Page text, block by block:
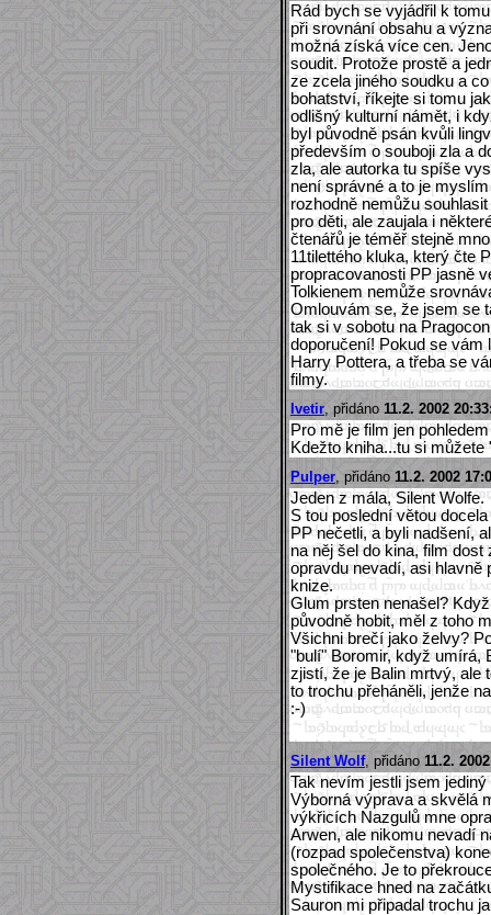
Rád bych se vyjádřil k
při srovnání obsahu a
možná získá více cen.
soudit. Protože prostě a
ze zcela jiného soudku a
bohatství, říkejte si tomu
odlišný kulturní námět, i
byl původně psán kvůli
především o souboji zla a
zla, ale autorka tu spíše
není správné a to je
rozhodně nemůžu
pro děti, ale zaujala i
čtenářů je téměř stejně
11tilettého kluka, který čte
propracovanosti PP jasně
Tolkienem nemůže
Omlouvám se, že jsem se
tak si v sobotu na
doporučení! Pokud se vám
Harry Pottera, a třeba se
filmy.
Ivetir , přidáno 11.2. 2002
Pro mě je film jen
Kdežto kniha...tu si
Pulper , přidáno 11.2. 2002
Jeden z mála, Silent Wolfe.
S tou poslední větou
PP nečetli, a byli nadšení,
na něj šel do kina, film
opravdu nevadí, asi hlavně
knize.
Glum prsten nenašel?
původně hobit, měl z toho
Všichni brečí jako želvy?
"bulí" Boromir, když umírá,
zjistí, že je Balin mrtvý, ale
to trochu přeháněli, jenže
:-)
Silent Wolf, přidáno 11.2.
Tak nevím jestli jsem
Výborná výprava a skvělá
výkřicích Nazgulů mne
Arwen, ale nikomu nevadí
(rozpad společenstva)
společného. Je to
Mystifikace hned na
Sauron mi připadal trochu